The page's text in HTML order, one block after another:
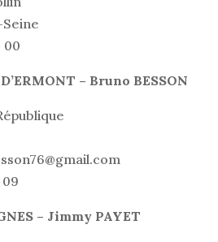
00
– Bruno BESSON
09
– Jimmy PAYET